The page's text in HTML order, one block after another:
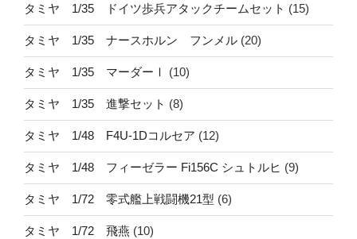
タミヤ 1/35 ドイツ歩兵アタックチームセット (15)
タミヤ 1/35 ナースホルン フンメル (20)
タミヤ 1/35 マーダーⅠ (10)
タミヤ 1/35 進撃セット (8)
タミヤ 1/48 F4U-1Dコルセア (12)
タミヤ 1/48 フィーゼラー Fi156C シュトルヒ (9)
タミヤ 1/72 零式艦上戦闘機21型 (6)
タミヤ 1/72 飛燕 (10)